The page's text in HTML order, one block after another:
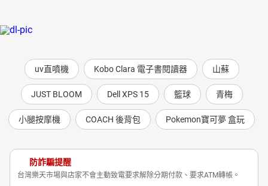
uv直噴機 Kobo Clara 電子書閱讀器 山蘇
JUST BLOOM Dell XPS 15 籃球 青梅
小腿按摩機 COACH 後背包 Pokemon寶可夢 盒玩
防詐騙提醒
台灣樂天市場與店家不會主動致電要求解除分期付款、要求ATM轉帳。